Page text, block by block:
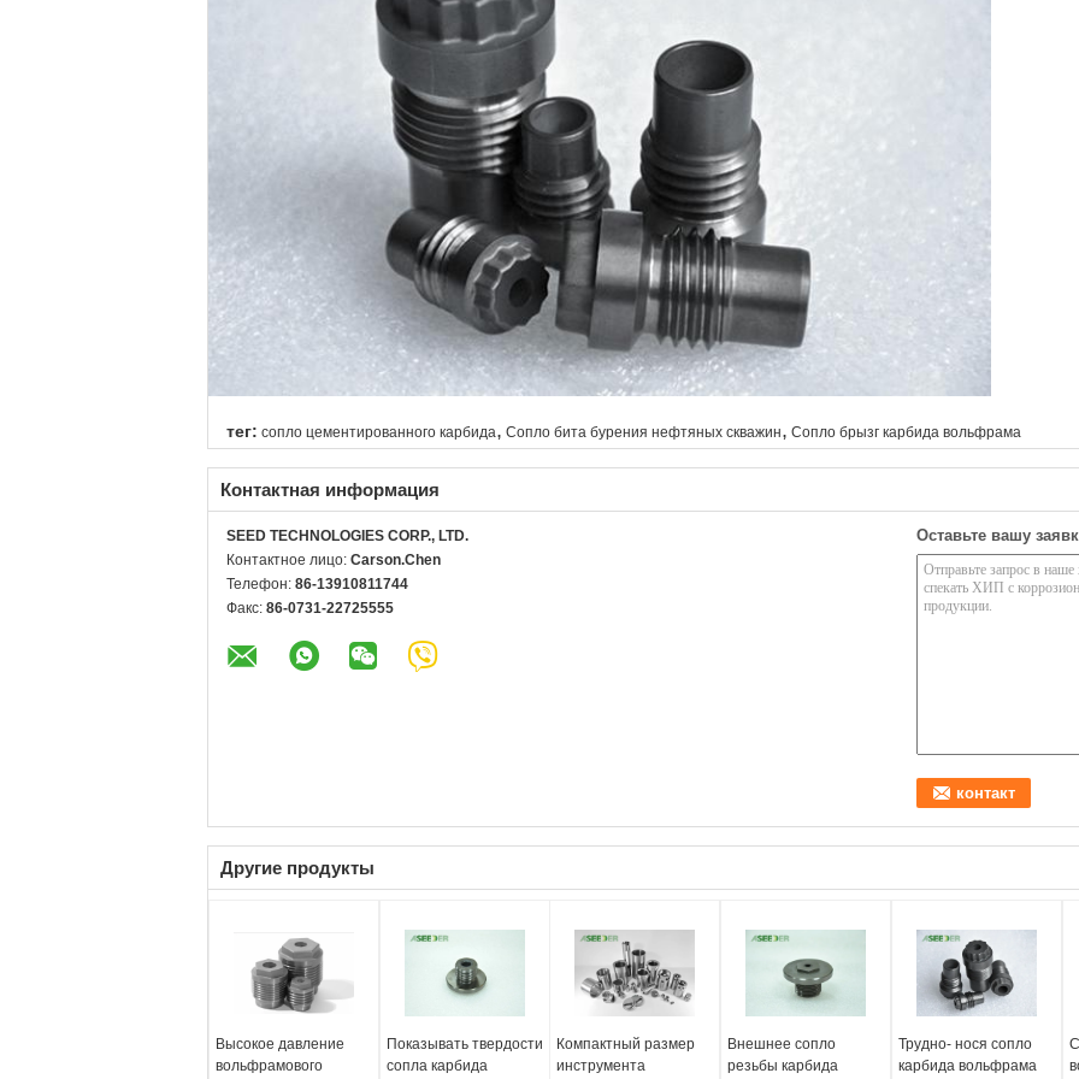
тег: сопло цементированного карбида, Сопло бита бурения нефтяных скважин, Сопло брызг карбида вольфрама
Контактная информация
SEED TECHNOLOGIES CORP., LTD.
Контактное лицо: Carson.Chen
Телефон: 86-13910811744
Факс: 86-0731-22725555
Оставьте вашу
Другие продукты
Высокое давление
вольфрамового
Показывать твердости
сопла карбида
Компактный размер
инструмента
Внешнее сопло
резьбы карбида
Трудно- нося сопло
карбида вольфрама